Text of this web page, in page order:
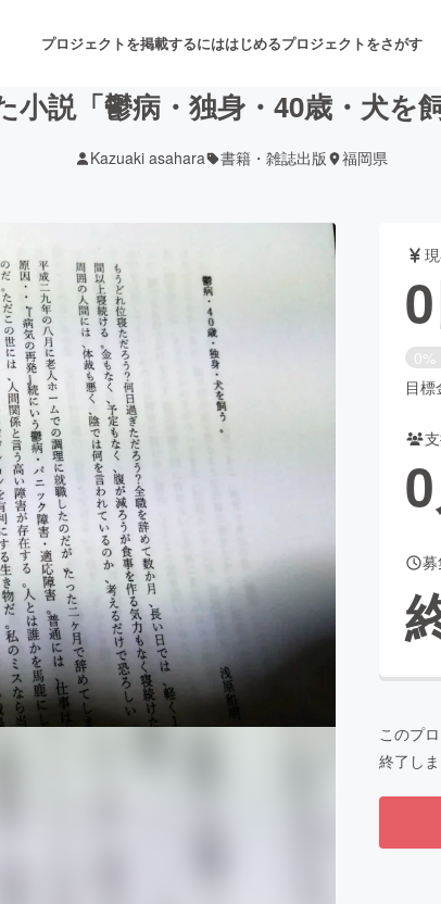
プロジェクトを掲載するにははじめるプロジェクトをさがす
音楽 舞台・パフォーマ
ゲーム・サービス開発
書籍・雑誌出版
チャレンジ ビューティー・ヘ
CAMPFIRE for Social GoodCAMPFIRE Creation
CAMPFIREふるさと納税machi-ya コミュニティ
説「鬱病・独身・40歳・犬を
Kazuaki asahara 書籍・雑誌出版 福岡県
0
0%
目
0
募
このプロ
終了し